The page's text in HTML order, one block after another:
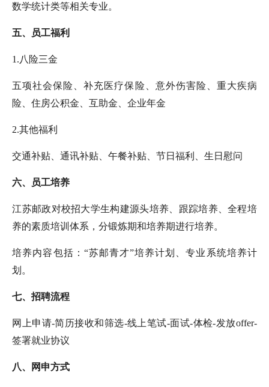
数学统计类等相关专业。
五、员工福利
1.八险三金
五项社会保险、补充医疗保险、意外伤害险、重大疾病
险、住房公积金、互助金、企业年金
2.其他福利
交通补贴、通讯补贴、午餐补贴、节日福利、生日慰问
六、员工培养
江苏邮政对校招大学生构建源头培养、跟踪培养、全程培
养的素质培训体系，分锻炼期和培养期进行培养。
培养内容包括： “苏邮青才”培养计划、专业系统培养计
划。
七、招聘流程
网上申请-简历接收和筛选-线上笔试-面试-体检-发放offer-
签署就业协议
八、网申方式